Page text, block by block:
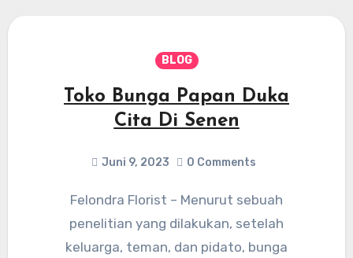
BLOG
Toko Bunga Papan Duka
Cita Di Senen
Juni 9, 2023 0 Comments
Felondra Florist – Menurut sebuah
penelitian yang dilakukan, setelah
keluarga, teman, dan pidato, bunga